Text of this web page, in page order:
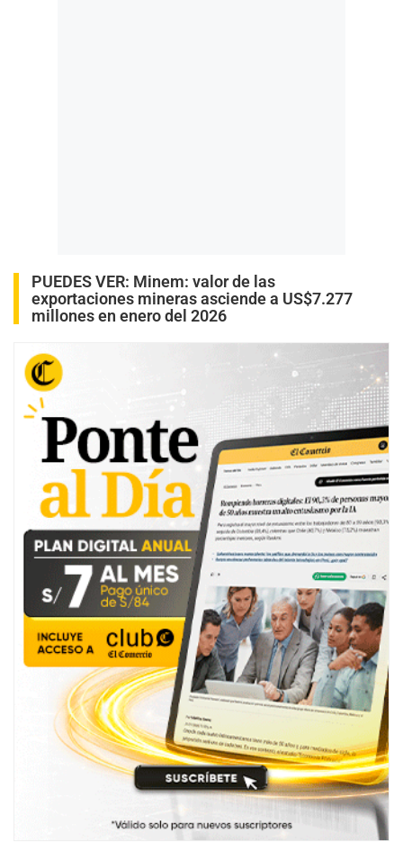
PUEDES VER: Minem: valor de las
exportaciones mineras asciende a US$7.277
millones en enero del 2026